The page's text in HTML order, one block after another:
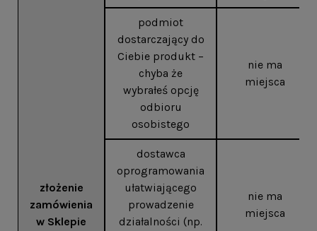
złożenie
zamówienia
w Sklepie
podmiot
dostarczający do
Ciebie produkt –
chyba że
wybrałeś opcję
odbioru
osobistego
nie ma
miejsca
dostawca
oprogramowania
ułatwiającego
prowadzenie
działalności (np.
nie ma
miejsca